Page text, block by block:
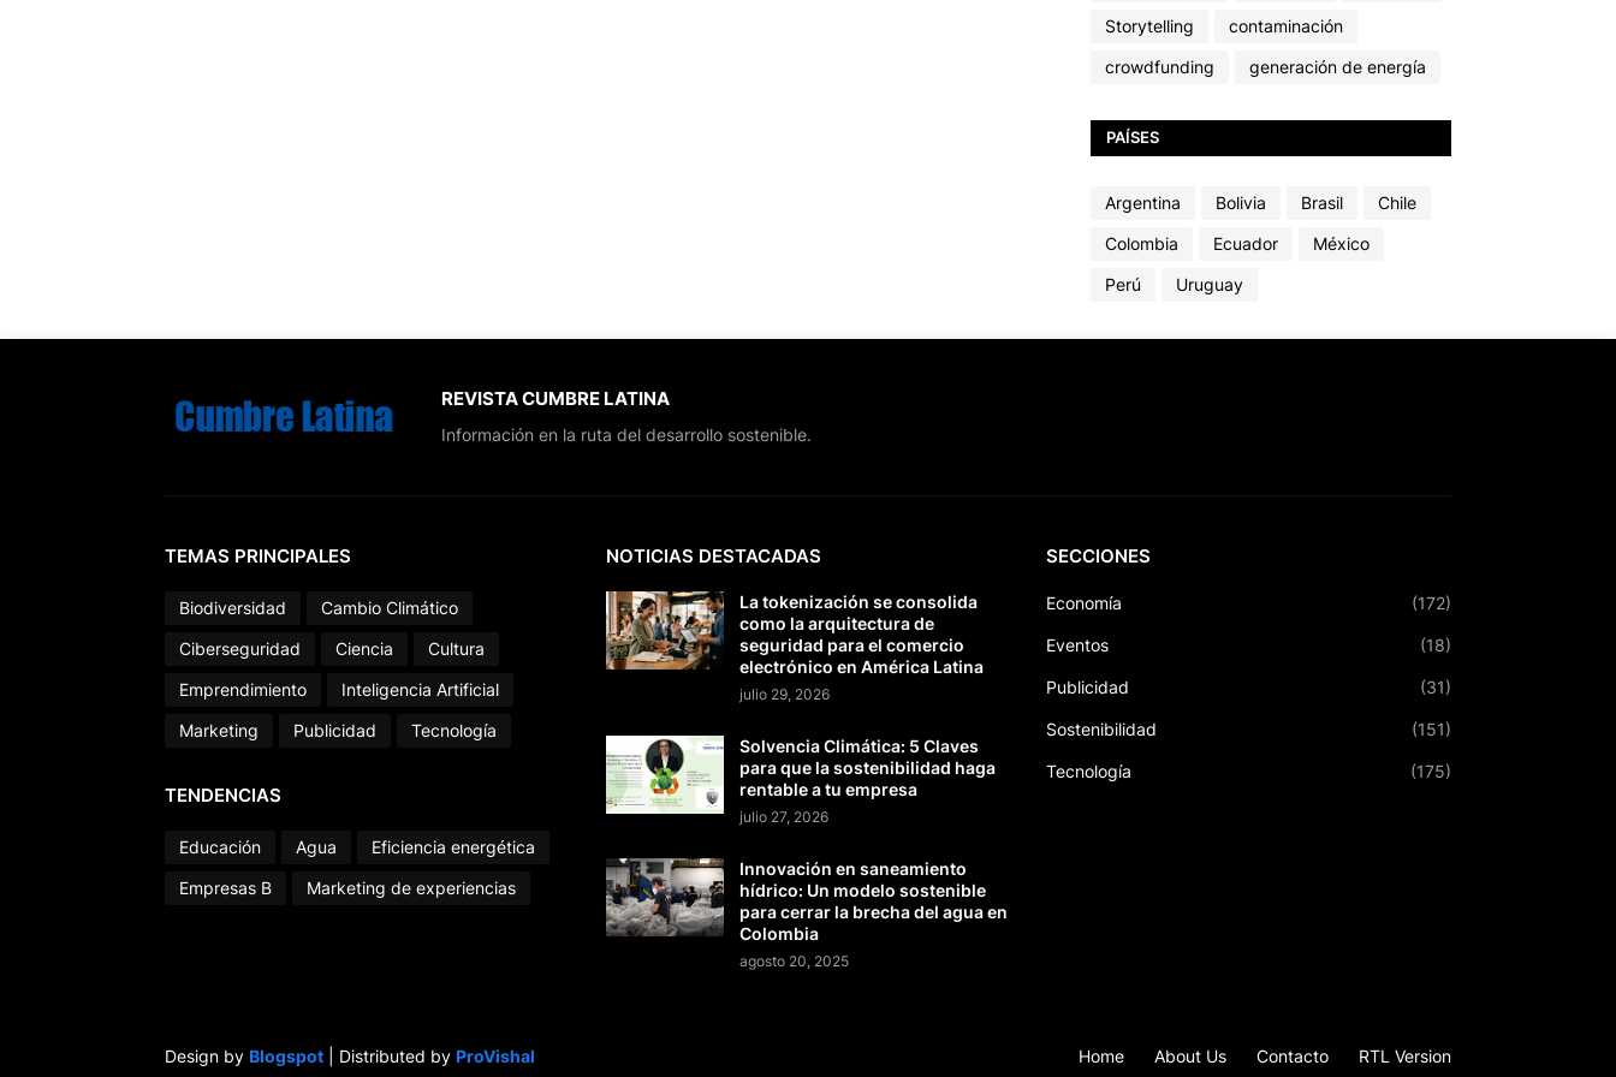
Storytelling
contaminación
crowdfunding
generación de energía
PAÍSES
Argentina Bolivia Brasil
Chile
Colombia
Ecuador
México
Perú
Uruguay
REVISTA CUMBRE LATINA
Información en la ruta del desarrollo sostenible.
TEMAS PRINCIPALES
Biodiversidad
Cambio Climático
Ciberseguridad
Ciencia
Cultura
Emprendimiento
Inteligencia Artificial
Marketing
Publicidad Tecnología
TENDENCIAS
Educación Agua
Eficiencia energética
Empresas B
Marketing de experiencias
NOTICIAS DESTACADAS
La tokenización se consolida
como la arquitectura de
seguridad para el comercio
electrónico en América Latina
julio 29, 2026
Solvencia Climática: 5 Claves
para que la sostenibilidad haga
rentable a tu empresa
julio 27, 2026
Innovación en saneamiento
hídrico: Un modelo sostenible
para cerrar la brecha del agua en
Colombia
agosto 20, 2025
SECCIONES
Economía (172)
Eventos (18)
Publicidad (31)
Sostenibilidad (151)
Tecnología (175)
Design by Blogspot | Distributed by ProVishal Home About Us Contacto RTL Version